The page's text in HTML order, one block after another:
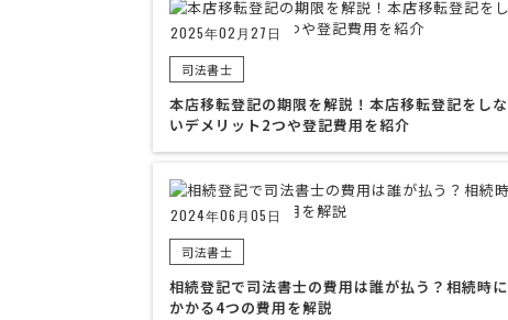
2025年02月27日
司法書士
本店移転登記の期限を解説！本店移転登記をしな
いデメリット2つや登記費用を紹介
2024年06月05日
司法書士
相続登記で司法書士の費用は誰が払う？相続時に
かかる4つの費用を解説